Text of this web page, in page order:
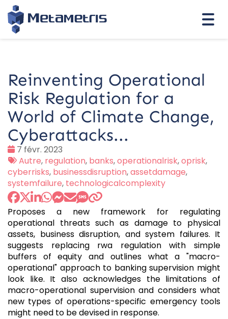
Reinventing Operational
Risk Regulation for a
World of Climate Change,
Cyberattacks...
Date
:
7 févr. 2023
Tags
:
Autre, regulation, banks,operationalrisk,oprisk,
cyberrisks, businessdisruption,assetdamage,
systemfailure, technologicalcomplexity
Proposes a new framework for regulating
operational threats such as damage to physical
assets, business disruption, and system failures. It
suggests replacing rwa regulation with simple
buffers of equity and outlines what a "macro-
operational" approach to banking supervision might
look like. It also acknowledges the limitations of
macro-operational supervision and considers what
new types of operations-specific emergency tools
might need to be devised in response.